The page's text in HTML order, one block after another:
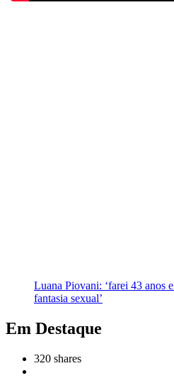
Luana Piovani: ‘farei 43 anos
fantasia sexual’
Em Destaque
320 shares